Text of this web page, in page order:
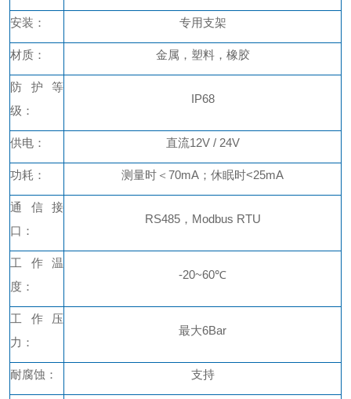
安装： 专用支架
材质： 金属，塑料，橡胶
防护等
级：
IP68
供电： 直流12V / 24V
功耗： 测量时＜ 70mA； 休眠时<25mA
通信接
口：
RS485，Modbus RTU
工作温
度：
-20~60℃
工作压
力：
最大6Bar
耐腐蚀： 支持